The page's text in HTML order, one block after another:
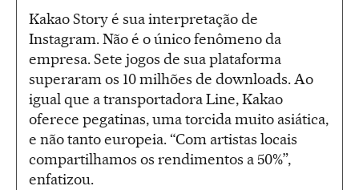
Kakao Story é sua interpretação de
Instagram. Não é o único fenômeno da
empresa. Sete jogos de sua plataforma
superaram os 10 milhões de downloads. Ao
igual que a transportadora Line, Kakao
oferece pegatinas, uma torcida muito asiática,
e não tanto europeia. “Com artistas locais
compartilhamos os rendimentos a 50%”,
enfatizou.